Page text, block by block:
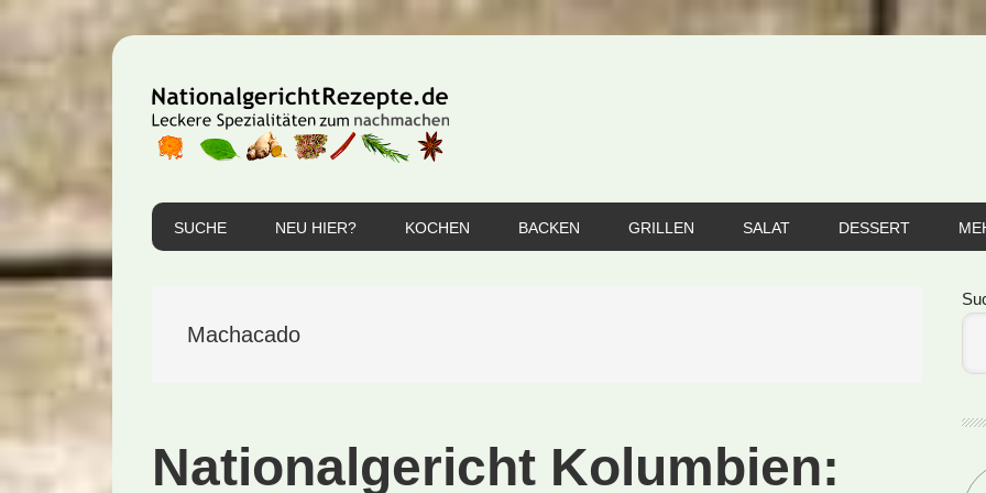
Hauptnavigation
springen
springen
Seitenspalte
springen
SUCHE NEU HIER? KOCHEN BACKEN GRILLEN SALAT DESSERT
Machacado
Nationalgericht Kolumbien: